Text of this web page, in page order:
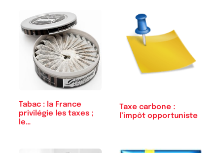
Tabac : la France
privilégie les taxes ;
le…
Taxe carbone :
l’impôt opportuniste